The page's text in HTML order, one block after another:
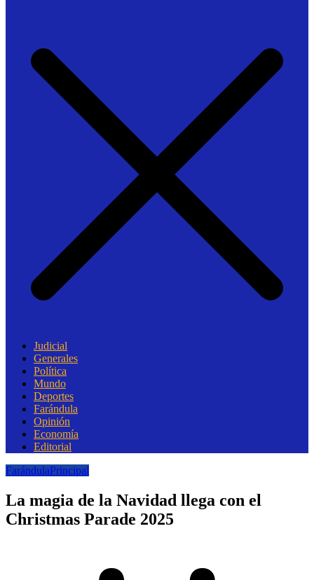
Judicial
Generales
Política
Mundo
Deportes
Farándula
Opinión
Economía
Editorial
FarándulaPrincipal
La magia de la Navidad llega con el
Christmas Parade 2025